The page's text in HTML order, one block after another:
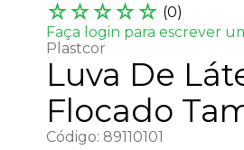
☆☆☆☆☆ (0)
Faça login para escrever
Plastcor
Luva De
Flocado
Código: 89110101
5º
tapa furo
6º
7º
mdf 15mm
8º
napa
9 º
mdf a4